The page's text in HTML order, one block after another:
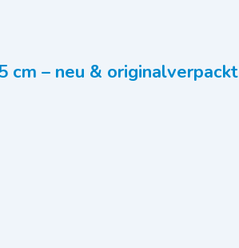
cm – neu & originalverpackt